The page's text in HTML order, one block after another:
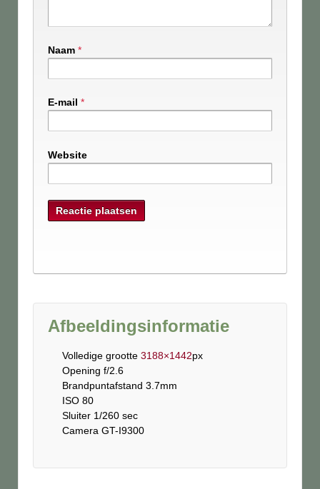
Naam *
E-mail *
Website
Afbeeldingsinformatie
Volledige grootte 3188×1442px
Opening f/2.6
Brandpuntafstand 3.7mm
ISO 80
Sluiter 1/260 sec
Camera GT-I9300